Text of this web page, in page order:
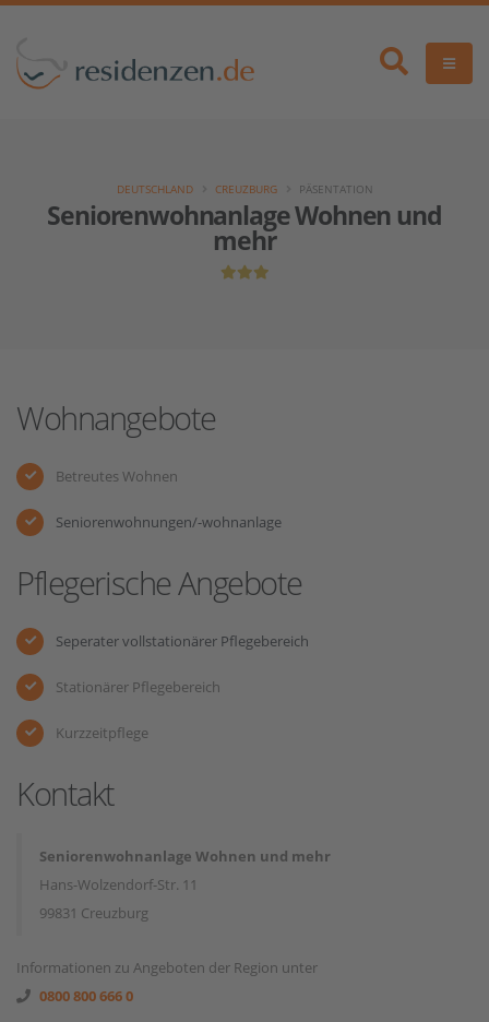
Seniorenwohnanlage Wohnen und
mehr
DEUTSCHLAND CREUZBURG PÄSENTATION
Wohnangebote
Betreutes Wohnen
Seniorenwohnungen/-wohnanlage
Pflegerische Angebote
Seperater vollstationärer Pflegebereich
Stationärer Pflegebereich
Kurzzeitpflege
Kontakt
Seniorenwohnanlage Wohnen und mehr
Hans-Wolzendorf-Str. 11
99831 Creuzburg
Informationen zu Angeboten der Region unter
0800 800 666 0